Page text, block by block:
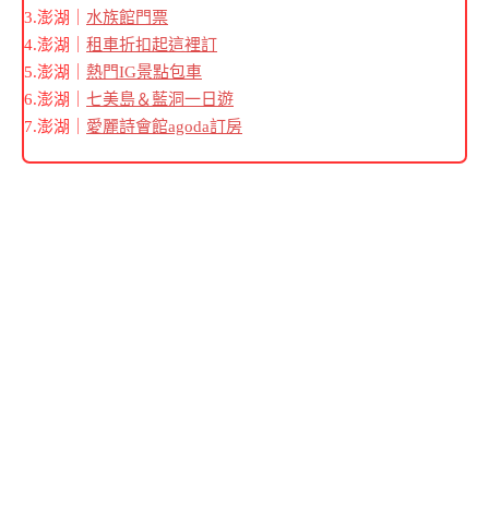
3.澎湖｜ 水族館門票
4.澎湖｜ 租車折扣起這裡訂
5.澎湖｜ 熱門IG景點包車
6.澎湖｜ 七美島＆藍洞一日遊
7.澎湖｜ 愛麗詩會館agoda訂房